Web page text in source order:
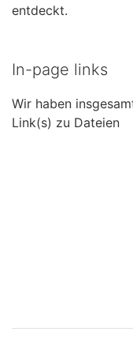
entdeckt.
In-page links
Wir haben
Link(s) zu Dateien